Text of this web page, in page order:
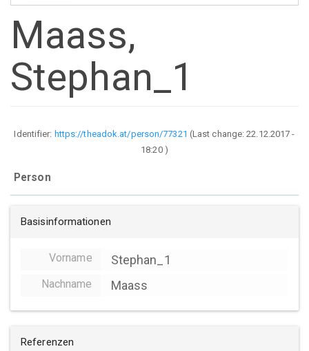
Maass,
Stephan_1
Identifier: https://theadok.at/person/77321 (Last change:22.12.2017 -
18:20)
Person
Basisinformationen
Vorname Stephan_1
Nachname Maass
Referenzen